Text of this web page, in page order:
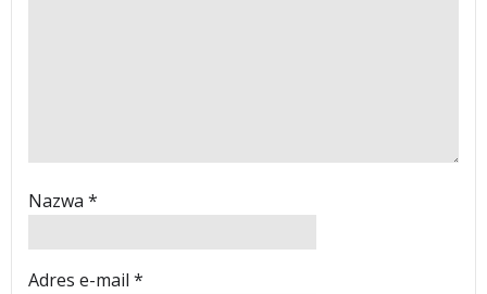
Nazwa *
Adres e-mail *